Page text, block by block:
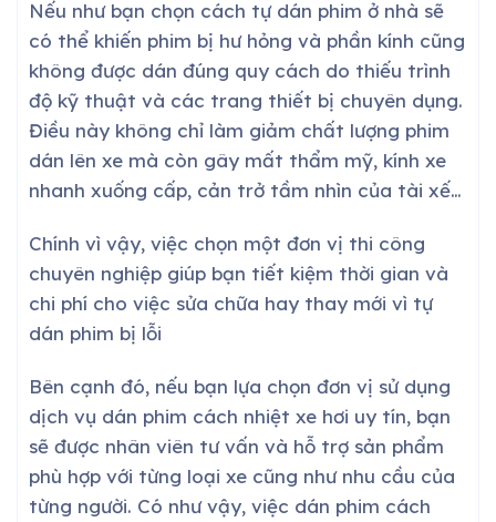
Nếu như bạn chọn cách tự dán phim ở nhà sẽ
có thể khiến phim bị hư hỏng và phần kính cũng
không được dán đúng quy cách do thiếu trình
độ kỹ thuật và các trang thiết bị chuyên dụng.
Điều này không chỉ làm giảm chất lượng phim
dán lên xe mà còn gây mất thẩm mỹ, kính xe
nhanh xuống cấp, cản trở tầm nhìn của tài xế…
Chính vì vậy, việc chọn một đơn vị thi công
chuyên nghiệp giúp bạn tiết kiệm thời gian và
chi phí cho việc sửa chữa hay thay mới vì tự
dán phim bị lỗi
Bên cạnh đó, nếu bạn lựa chọn đơn vị sử dụng
dịch vụ dán phim cách nhiệt xe hơi uy tín, bạn
sẽ được nhân viên tư vấn và hỗ trợ sản phẩm
phù hợp với từng loại xe cũng như nhu cầu của
từng người. Có như vậy, việc dán phim cách